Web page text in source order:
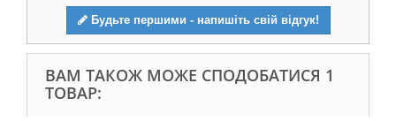
Будьте першими - напишіть свій відгук!
ВАМ ТАКОЖ МОЖЕ СПОДОБАТИСЯ 1
ТОВАР: